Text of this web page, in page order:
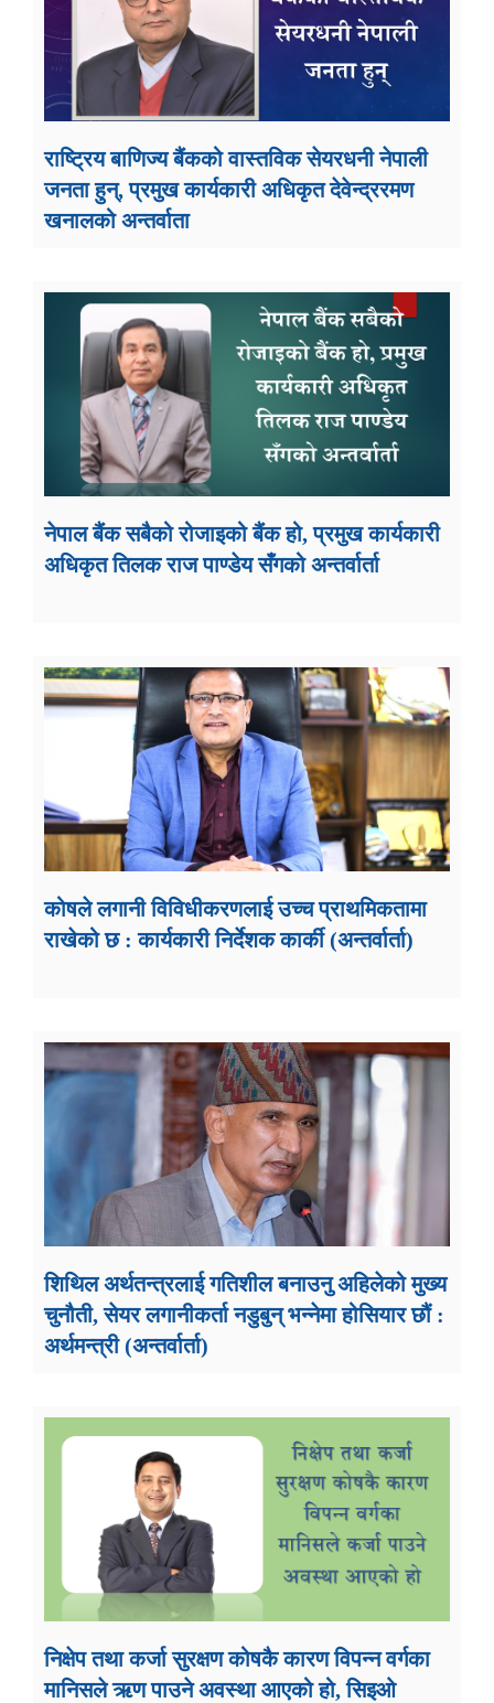
राष्ट्रिय बाणिज्य बैंकको वास्तविक सेयरधनी नेपाली
जनता हुन्, प्रमुख कार्यकारी अधिकृत देवेन्द्ररमण
खनालको अन्तर्वाता
नेपाल बैंक सबैको रोजाइको बैंक हो, प्रमुख कार्यकारी
अधिकृत तिलक राज पाण्डेय सँगको अन्तर्वार्ता
कोषले लगानी विविधीकरणलाई उच्च प्राथमिकतामा
राखेको छ : कार्यकारी निर्देशक कार्की (अन्तर्वार्ता)
शिथिल अर्थतन्त्रलाई गतिशील बनाउनु अहिलेको मुख्य
चुनौती, सेयर लगानीकर्ता नडुबुन् भन्नेमा होसियार छौं :
अर्थमन्त्री (अन्तर्वार्ता)
निक्षेप तथा कर्जा सुरक्षण कोषकै कारण विपन्न वर्गका
मानिसले ऋण पाउने अवस्था आएको हो, सिइओ